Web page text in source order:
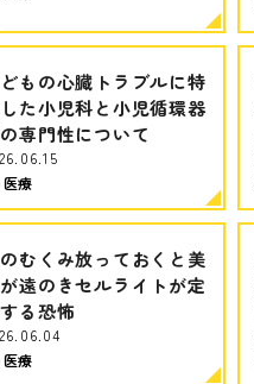
もの心臓トラブルに特
た小児科と小児循環器
専門性について
医療
むくみ放っておくと美
遠のきセルライトが定
る恐怖
医療